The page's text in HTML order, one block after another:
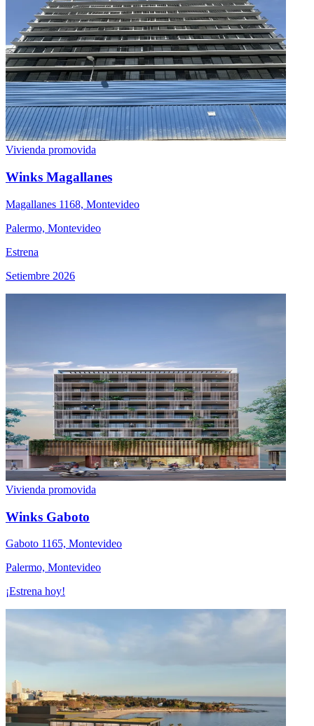
Vivienda promovida
Winks Magallanes
Magallanes 1168, Montevideo
Palermo, Montevideo
Estrena
Setiembre 2026
Vivienda promovida
Winks Gaboto
Gaboto 1165, Montevideo
Palermo, Montevideo
¡Estrena hoy!